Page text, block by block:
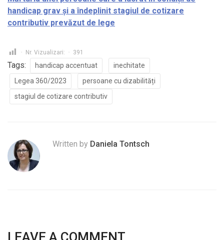
handicap grav și a îndeplinit stagiul de cotizare
contributiv prevăzut de lege
Nr. Vizualizari: 391
Tags: handicap accentuat
inechitate
Legea 360/2023
persoane cu dizabilități
stagiul de cotizare contributiv
Written by Daniela Tontsch
LEAVE A COMMENT